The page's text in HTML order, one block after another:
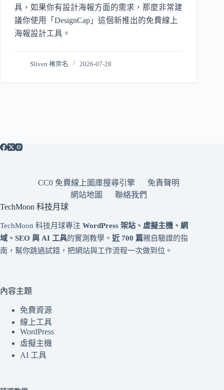
具，如果你有設計海報方面的需求，那麼非常建
議你使用「DesignCap」這個新推出的免費線上
海報設計工具。
Sliven 褚崇名 2026-07-28
CC0 免費線上圖庫搜尋引擎
免責聲明
網站地圖
聯絡我們
TechMoon 科技月球
TechMoon 科技月球專注 WordPress 架站、虛擬主機、網
域、SEO 與 AI 工具的實測教學。 近 700 篇親自驗證的指
南，幫你跳過試錯，把網站與工作流程一次做到位。
內容主題
免費資源
線上工具
WordPress
虛擬主機
AI 工具